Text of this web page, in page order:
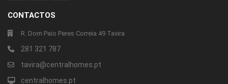
CONTACTOS
R. Dom Paio Peres Correia 49 Tavira
281 321 787
tavira@centralhomes.pt
centralhomes.pt